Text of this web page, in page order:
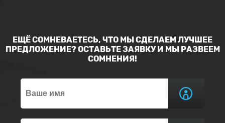
ЕЩЁ СОМНЕВАЕТЕСЬ, ЧТО МЫ СДЕЛАЕМ ЛУЧШЕЕ
ПРЕДЛОЖЕНИЕ? ОСТАВЬТЕ ЗАЯВКУ И МЫ РАЗВЕЕМ
СОМНЕНИЯ!